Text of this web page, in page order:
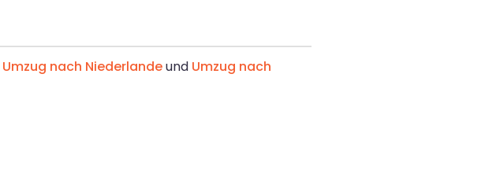
Umzug nach Niederlandeund Umzug nach